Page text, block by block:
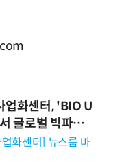
업화센터, 'BIO U
글로벌 빅파마
스 미팅 지원…K
진출 교두보 확
화센터] 뉴스룸 바